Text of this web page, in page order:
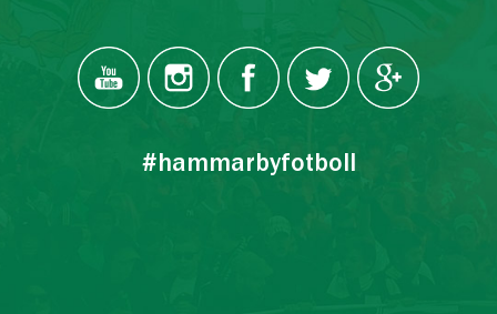
#hammarbyfotboll